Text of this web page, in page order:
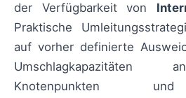
der Verfügbarkeit von
Praktische
auf vorher definierte
Umschlagkapazitäten
Knotenpunkten